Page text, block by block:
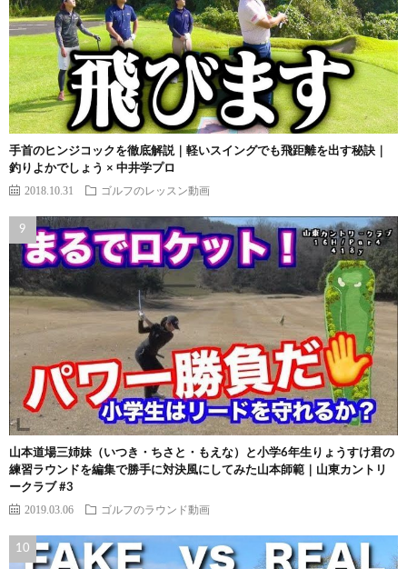
手首のヒンジコックを徹底解説｜軽いスイングでも飛距離を出す秘訣｜
釣りよかでしょう × 中井学プロ
2018.10.31 ゴルフのレッスン動画
山本道場三姉妹（いつき・ちさと・もえな）と小学6年生りょうすけ君の
練習ラウンドを編集で勝手に対決風にしてみた山本師範｜山東カントリ
ークラブ #3
2019.03.06 ゴルフのラウンド動画